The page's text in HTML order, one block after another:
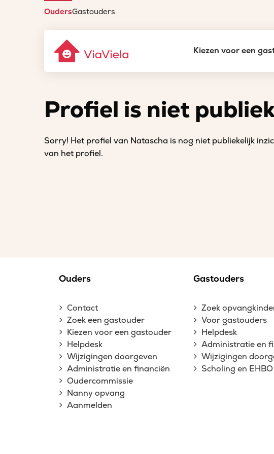
OudersGastouders
Kiezen voor een
Profiel is niet
Sorry! Het profiel van Natascha is nog niet publiekelijk
van het profiel.
Ouders
Contact
Zoek een gastouder
Kiezen voor een gastouder
Helpdesk
Wijzigingen doorgeven
Administratie en financiën
Oudercommissie
Nanny opvang
Aanmelden
Gastouders
Zoek
Voor gastouders
Helpdesk
Administratie en
Wijzigingen
Scholing en EHBO